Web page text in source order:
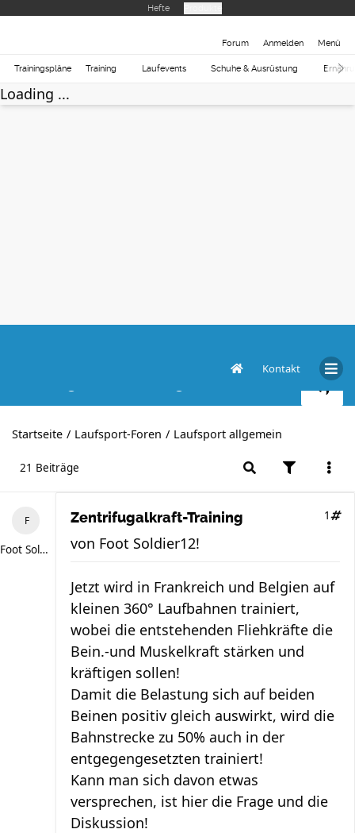
Hefte
Forum Anmelden Menü
Trainingspläne Training Laufevents Schuhe & Ausrüstung
Loading ...
Kontakt
Startseite Laufsport-Foren Laufsport allgemein
21 Beiträge
Foot Soldier12!
Zentrifugalkraft-Training 1
von Foot Soldier12!
Jetzt wird in Frankreich und Belgien auf
kleinen 360° Laufbahnen trainiert,
wobei die entstehenden Fliehkräfte die
Bein.-und Muskelkraft stärken und
kräftigen sollen!
Damit die Belastung sich auf beiden
Beinen positiv gleich auswirkt, wird die
Bahnstrecke zu 50% auch in der
entgegengesetzten trainiert!
Kann man sich davon etwas
versprechen, ist hier die Frage und die
Diskussion!